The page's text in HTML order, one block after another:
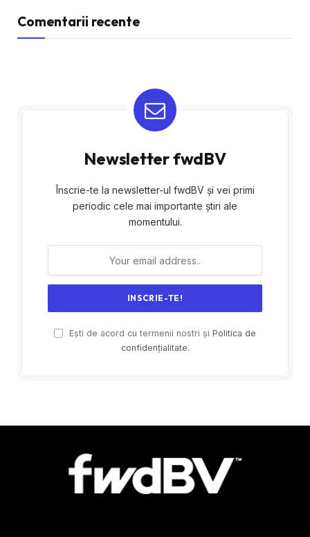
Comentarii recente
Newsletter fwdBV
Înscrie-te la newsletter-ul fwdBV și vei primi
periodic cele mai importante știri ale
momentului.
Ești de acord cu termenii nostri și Politica de
confidențialitate.